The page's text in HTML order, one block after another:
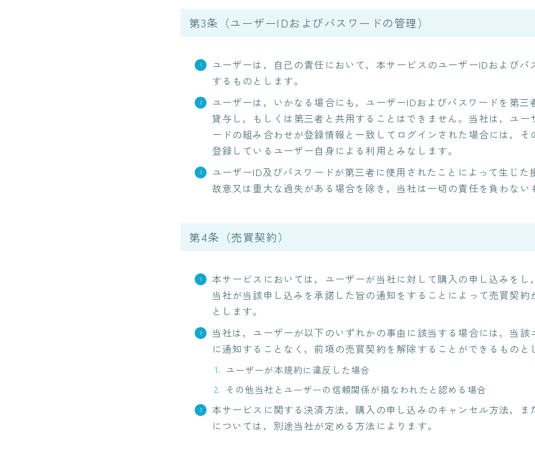
第3条（ユーザーIDおよびパスワードの管理）
ユーザーは，自己の責任において，本サービスのユーザーIDおよびパ
するものとします。
ユーザーは，いかなる場合にも，ユーザーIDおよびパスワードを第三
貸与し，もしくは第三者と共用することはできません。当社は，ユー
ードの組み合わせが登録情報と一致してログインされた場合には，そ
登録しているユーザー自身による利用とみなします。
ユーザーID及びパスワードが第三者に使用されたことによって生じた
故意又は重大な過失がある場合を除き，当社は一切の責任を負わない
第4条（売買契約）
本サービスにおいては，ユーザーが当社に対して購入の申し込みをし
当社が当該申し込みを承諾した旨の通知をすることによって売買契約
とします。
当社は，ユーザーが以下のいずれかの事由に該当する場合には，当該
に通知することなく，前項の売買契約を解除することができるものと
ユーザーが本規約に違反した場合
その他当社とユーザーの信頼関係が損なわれたと認める場合
本サービスに関する決済方法，購入の申し込みのキャンセル方法，ま
については，別途当社が定める方法によります。